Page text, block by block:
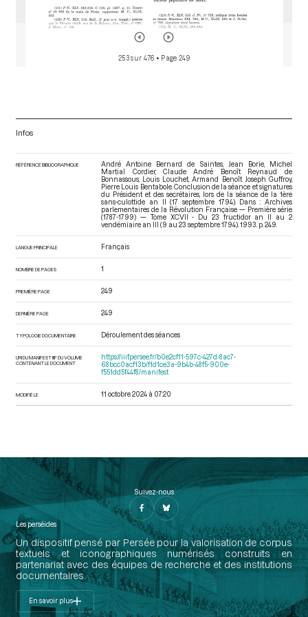
253 sur 476 • Page 249
Infos
RÉFÉRENCE BIBLIOGRAPHIQUE
André Antoine Bernard de Saintes, Jean Borie, Michel
Martial Cordier, Claude André Benoît Reynaud de
Bonnassous, Louis Louchet, Armand Benoît Joseph Guffroy,
Pierre Louis Bentabole. Conclusion de la séance et signatures
du Président et des secrétaires, lors de la séance de la 1ère
sans-culottide an II (17 septembre 1794). Dans : Archives
parlementaires de la Révolution Française — Première série
(1787-1799) — Tome XCVII - Du 23 fructidor an II au 2
vendémiaire an III (9 au 23 septembre 1794) . 1993. p. 249.
LANGUE PRINCIPALE Français
NOMBRE DE PAGES 1
PREMIÈRE PAGE 249
DERNIÈRE PAGE 249
TYPOLOGIE DOCUMENTAIRE Déroulement des séances
URI DU MANIFEST IIIF DU VOLUME
CONTENANT LE DOCUMENT
https://iiif.persee.fr/b0e2cf11-597c-427d-8ac7-
68bcc0acf13b/f1d1ce3a-9b4b-48f5-900e-
f551dd5f44f8/manifest
MODIFIÉ LE 11 octobre 2024 à 07:20
Suivez-nous
Les perséides
Un dispositif pensé par Persée pour la valorisation de corpus
textuels et iconographiques numérisés construits en
partenariat avec des équipes de recherche et des institutions
documentaires.
En savoir plus